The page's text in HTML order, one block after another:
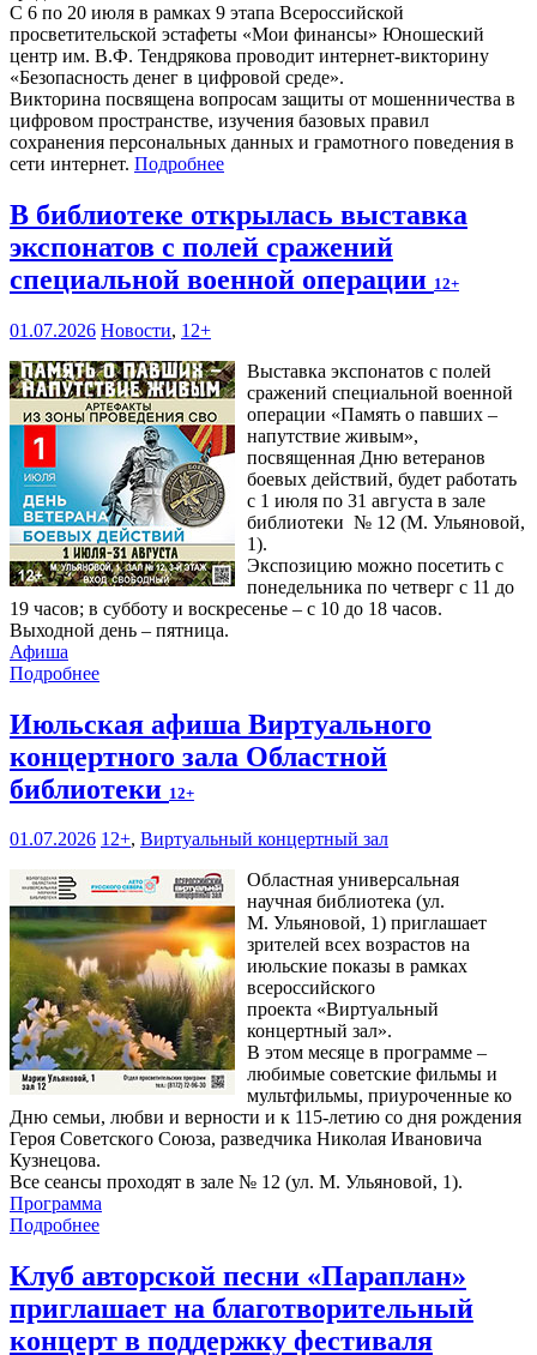
С 6 по 20 июля в рамках 9 этапа Всероссийской
просветительской эстафеты «Мои финансы» Юношеский
центр им. В.Ф. Тендрякова проводит интернет-викторину
«Безопасность денег в цифровой среде».
Викторина посвящена вопросам защиты от мошенничества в
цифровом пространстве, изучения базовых правил
сохранения персональных данных и грамотного поведения в
сети интернет. Подробнее
В библиотеке открылась выставка
экспонатов с полей сражений
специальной военной операции 12+
01.07.2026 Новости, 12+
Выставка экспонатов с полей
сражений специальной военной
операции «Память о павших –
напутствие живым»,
посвященная Дню ветеранов
боевых действий, будет работать
с 1 июля по 31 августа в зале
библиотеки № 12 (М. Ульяновой,
1).
Экспозицию можно посетить с
понедельника по четверг с 11 до
19 часов; в субботу и воскресенье – с 10 до 18 часов.
Выходной день – пятница.
Афиша
Подробнее
Июльская афиша Виртуального
концертного зала Областной
библиотеки 12+
01.07.2026 12+, Виртуальный концертный зал
Областная универсальная
научная библиотека (ул.
М. Ульяновой, 1) приглашает
зрителей всех возрастов на
июльские показы в рамках
всероссийского
проекта «Виртуальный
концертный зал».
В этом месяце в программе –
любимые советские фильмы и
мультфильмы, приуроченные ко
Дню семьи, любви и верности и к 115-летию со дня рождения
Героя Советского Союза, разведчика Николая Ивановича
Кузнецова.
Все сеансы проходят в зале № 12 (ул. М. Ульяновой, 1).
Программа
Подробнее
Клуб авторской песни «Параплан»
приглашает на благотворительный
концерт в поддержку фестиваля